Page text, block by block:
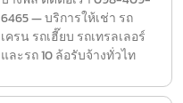
6465 — บริการให้เช่า รถ
เครน รถเฮี๊ยบ รถเทรลเลอร์
และรถ 10 ล้อรับจ้างทั่วไท